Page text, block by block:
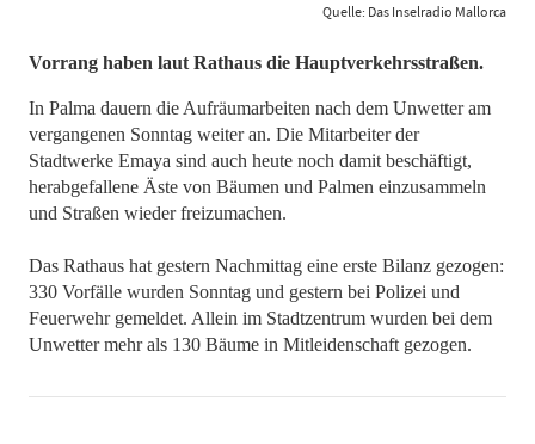
Quelle: Das Inselradio Mallorca
Vorrang haben laut Rathaus die Hauptverkehrsstraßen.
In Palma dauern die Aufräumarbeiten nach dem Unwetter am
vergangenen Sonntag weiter an. Die Mitarbeiter der
Stadtwerke Emaya sind auch heute noch damit beschäftigt,
herabgefallene Äste von Bäumen und Palmen einzusammeln
und Straßen wieder freizumachen.
Das Rathaus hat gestern Nachmittag eine erste Bilanz gezogen:
330 Vorfälle wurden Sonntag und gestern bei Polizei und
Feuerwehr gemeldet. Allein im Stadtzentrum wurden bei dem
Unwetter mehr als 130 Bäume in Mitleidenschaft gezogen.